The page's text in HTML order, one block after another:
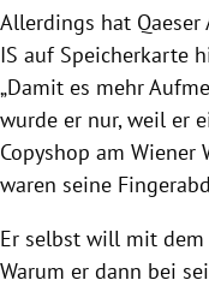
Allerdings hat Qaeser
IS auf Speicherkarte
„Damit es mehr
wurde er nur, weil er
Copyshop am
waren seine
Er selbst will mit
Warum er dann bei